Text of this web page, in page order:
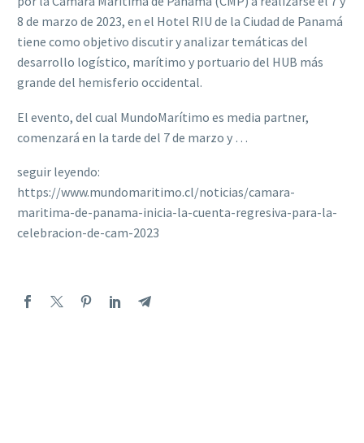
8 de marzo de 2023, en el Hotel RIU de la Ciudad de Panamá
tiene como objetivo discutir y analizar temáticas del
desarrollo logístico, marítimo y portuario del HUB más
grande del hemisferio occidental.
El evento, del cual MundoMarítimo es media partner,
comenzará en la tarde del 7 de marzo y …
seguir leyendo:
https://www.mundomaritimo.cl/noticias/camara-
maritima-de-panama-inicia-la-cuenta-regresiva-para-la-
celebracion-de-cam-2023